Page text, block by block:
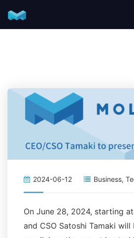
2024-06-12 Business,
On June 28, 2024, starting
and CSO Satoshi Tamaki